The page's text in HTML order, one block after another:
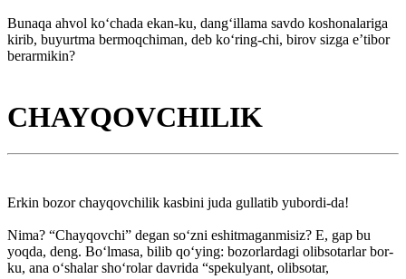
Bunaqa ahvol ko‘chada ekan-ku, dang‘illama savdo koshonalariga
kirib, buyurtma bermoqchiman, deb ko‘ring-chi, birov sizga e’tibor
berarmikin?
CHAYQOVCHILIK
Erkin bozor chayqovchilik kasbini juda gullatib yubordi-da!
Nima? “Chayqovchi” degan so‘zni eshitmaganmisiz? E, gap bu
yoqda, deng. Bo‘lmasa, bilib qo‘ying: bozorlardagi olibsotarlar bor-
ku, ana o‘shalar sho‘rolar davrida “spekulyant, olibsotar,